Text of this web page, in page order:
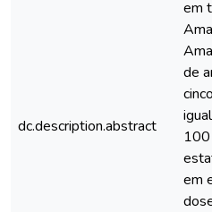
dc.description.abstract
em
de
100
em